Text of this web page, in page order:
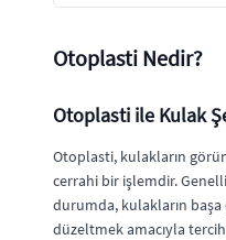
Otoplasti Nedir?
Otoplasti ile Kulak
Otoplasti, kulakların
cerrahi bir işlemdir.
durumda, kulakların
düzeltmek amacıyla